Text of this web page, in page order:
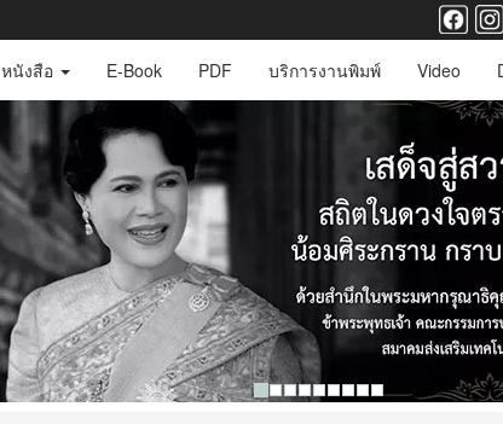
หนังสือ E-Book PDF บริการงานพิมพ์ Video